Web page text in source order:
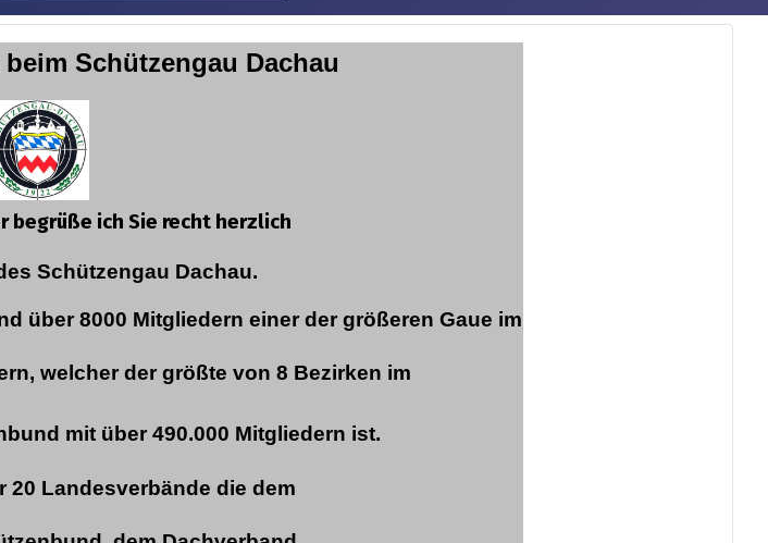
beim Schützengau Dachau
begrüße ich Sie recht herzlich
Schützengau Dachau.
über 8000 Mitgliedern einer der größeren Gaue im
welcher der größte von 8 Bezirken im
mit über 490.000 Mitgliedern ist.
20 Landesverbände die dem